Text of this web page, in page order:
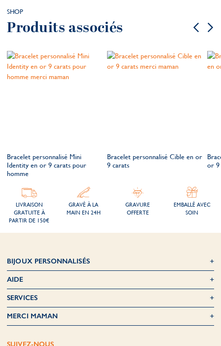
SHOP
Produits associés
Bracelet personnalisé Mini
Identity en or 9 carats pour
homme
Bracelet personnalisé Cible en or
9 carats
or 9
LIVRAISON
GRATUITE À
PARTIR DE 150€
GRAVÉ À LA
MAIN EN 24H
GRAVURE
OFFERTE
EMBALLÉ AVEC
SOIN
BIJOUX PERSONNALISÉS
AIDE
SERVICES
MERCI MAMAN